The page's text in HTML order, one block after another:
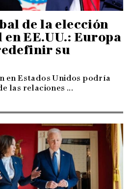
de la elección
EE.UU.: Europa
su
en Estados Unidos podría
las relaciones ...